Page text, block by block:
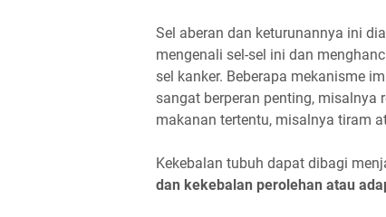
Sel aberan dan keturunannya ini
mengenali sel-sel ini dan
sel kanker. Beberapa mekanisme
sangat berperan penting, misalnya
makanan tertentu, misalnya tiram
Kekebalan tubuh dapat dibagi
dan kekebalan perolehan atau